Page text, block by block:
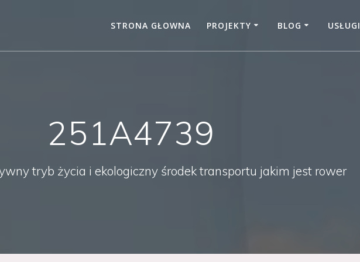
STRONA GŁOWNA PROJEKTY BLOG USŁUGI
251A4739
tryb życia i ekologiczny środek transportu jakim jest rower